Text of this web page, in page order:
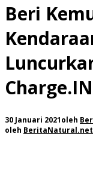
Beri
30 Januari 2021oleh
oleh BeritaNatural.net